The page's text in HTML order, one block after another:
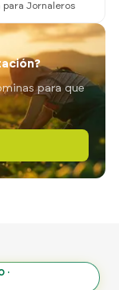
para Jornaleros
para que
·